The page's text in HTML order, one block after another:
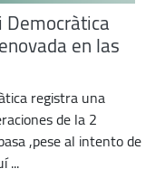
Democràtica
en las
registra una
de la 2
,pese al intento de
...